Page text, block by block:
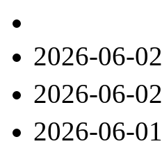
2026-06-02
2026-06-02
2026-06-01